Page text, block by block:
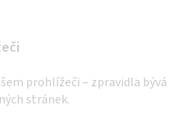
prohlížeči – zpravidla bývá
stránek.